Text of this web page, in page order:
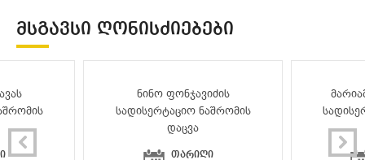
ᲛᲡᲒᲐᲕᲡᲘ ᲦᲝᲜᲘᲡᲫᲘᲔᲑᲔᲑᲘ
ნინო ფონჯავიძის
სადისერტაციო ნაშრომის
დაცვა
თარიღი